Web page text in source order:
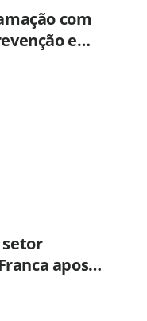
com
e
setor
aposta